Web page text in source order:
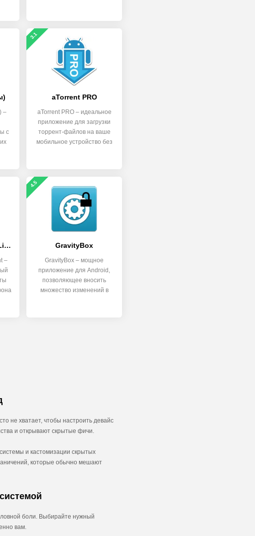
не хватает, чтобы настроить девайс
и открывают скрытые фичи.
и кастомизации скрытых
которые обычно мешают
боли. Выбирайте нужный
вам.
–
с
3.1
aTorrent PRO
aTorrent PRO – идеальное
приложение для загрузки
торрент-файлов на ваше
мобильное устройство без
Антивирус Dr.Web Light
–
4.5
GravityBox
GravityBox – мощное
приложение для Android,
позволяющее вносить
множество изменений в